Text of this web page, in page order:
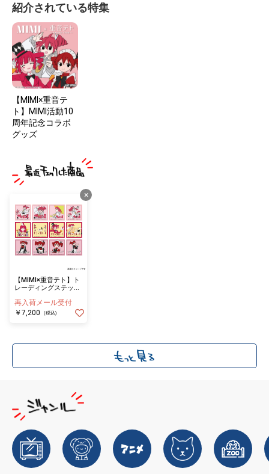
紹介されている特集
【MIMI×重音テ
ト】MIMI活動10
周年記念コラボ
グッズ
×
【MIMI×重音テト】ト
レーディングステッカ
再入荷メール受付
￥7,200
(税込)